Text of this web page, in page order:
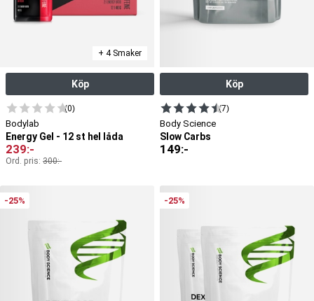
+ 4 Smaker
Köp
(0)
Bodylab
Energy Gel - 12 st hel låda
239:-
Ord. pris: 300:-
Köp
(7)
Body Science
Slow Carbs
149:-
-25% -25%